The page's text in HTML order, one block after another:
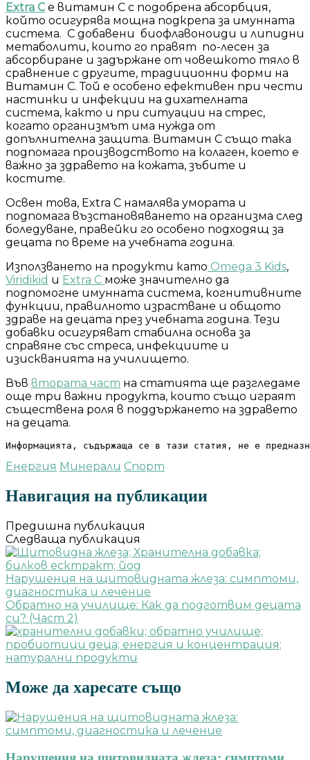
Extra Cе витамин C с подобрена абсорбция,
който осигурява мощна подкрепа за имунната
система. С добавени биофлавоноиди и липидни
метаболити, които го правят по-лесен за
абсорбиране и задържане от човешкото тяло в
сравнение с другите, традиционни форми на
Витамин С. Той е особено ефективен при чести
настинки и инфекции на дихателната
система, както и при ситуации на стрес,
когато организмът има нужда от
допълнителна защита. Витамин C също така
подпомага производството на колаген, което е
важно за здравето на кожата, зъбите и
костите.
Освен това, Extra C намалява умората и
подпомага възстановяването на организма след
боледуване, правейки го особено подходящ за
децата по време на учебната година.
Използването на продукти като Omega 3 Kids,
Viridikid и Extra C може значително да
подпомогне имунната система, когнитивните
функции, правилното израстване и общото
здраве на децата през учебната година. Тези
добавки осигуряват стабилна основа за
справяне със стреса, инфекциите и
изискванията на училището.
Във втората част на статията ще разгледаме
още три важни продукта, които също играят
съществена роля в поддържането на здравето
на децата.
Информацията, съдържаща се в тази статия, не е
Енергия Минерали Спорт
Навигация на публикации
Предишна публикация
Следваща публикация
Нарушения на щитовидната жлеза: симптоми,
диагностика и лечение
Обратно на училище: Как да подготвим децата
си? (Част 2)
Може да харесате също